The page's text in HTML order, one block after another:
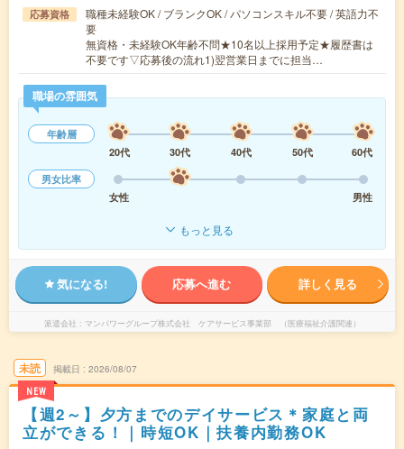
応募資格
職種未経験OK / ブランクOK / パソコンスキル不要 / 英語力不
要
無資格・未経験OK年齢不問★10名以上採用予定★履歴書は
不要です▽応募後の流れ1)翌営業日までに担当…
職場の雰囲気
年齢層
20代
30代 40代 50代
60代
男女比率
女性
男性
もっと見る
気になる! 応募へ進む 詳しく見る
派遣会社 マンパワーグループ株式会社 ケアサービス事業部 （医療福祉介護関連）
未読
NEW
掲載日 2026/08/07
【週2～】夕方までのデイサービス＊家庭と両
立ができる！｜時短OK｜扶養内勤務OK